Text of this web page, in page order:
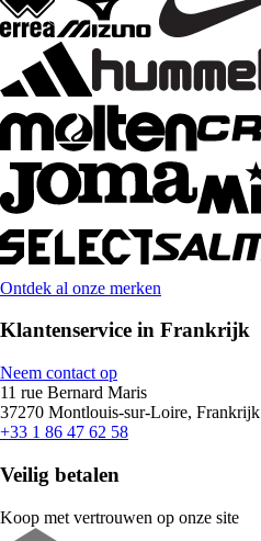
Ontdek al onze merken
Klantenservice in Frankrijk
Neem contact op
11 rue Bernard Maris
37270 Montlouis-sur-Loire, Frankrijk
+33 1 86 47 62 58
Veilig betalen
Koop met vertrouwen op onze site